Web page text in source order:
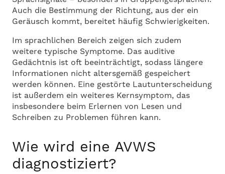
Auch die Bestimmung der Richtung, aus der ein
Geräusch kommt, bereitet häufig Schwierigkeiten.
Im sprachlichen Bereich zeigen sich zudem
weitere typische Symptome. Das auditive
Gedächtnis ist oft beeinträchtigt, sodass längere
Informationen nicht altersgemäß gespeichert
werden können. Eine gestörte Lautunterscheidung
ist außerdem ein weiteres Kernsymptom, das
insbesondere beim Erlernen von Lesen und
Schreiben zu Problemen führen kann.
Wie wird eine AVWS
diagnostiziert?